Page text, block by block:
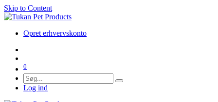
Skip to Content
Opret erhvervskonto
0
Log ind